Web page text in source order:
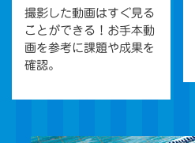
撮影した動画はすぐ見る
ことができる！お手本動
画を参考に課題や成果を
確認。